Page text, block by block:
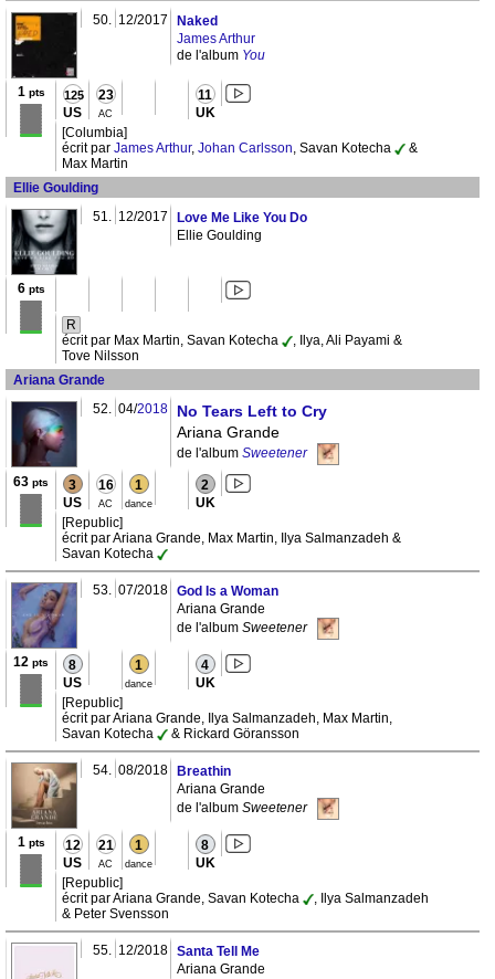
50. 12/2017
Naked
James Arthur
de l'album You
1 pts
125
US
23
AC
11
UK
[Columbia]
écrit par James Arthur, Johan Carlsson, Savan Kotecha
&
Max Martin
Ellie Goulding
51. 12/2017
Love Me Like You Do
Ellie Goulding
6pts
R
écrit par Max Martin, Savan Kotecha
, Ilya, Ali Payami &
Tove Nilsson
Ariana Grande
52. 04/2018
No Tears Left to Cry
Ariana Grande
de l'album Sweetener
63 pts 3
US
16
AC
1
dance
2
UK
[Republic]
écrit par Ariana Grande, Max Martin, Ilya Salmanzadeh &
Savan Kotecha
53. 07/2018 God Is a Woman
Ariana Grande
de l'album Sweetener
12 pts 8
US
1
dance
4
UK
[Republic]
écrit par Ariana Grande, Ilya Salmanzadeh, Max Martin,
Savan Kotecha
& Rickard Göransson
54. 08/2018
Breathin
Ariana Grande
de l'album Sweetener
1 pts 12
US
21
AC
1
dance
8
UK
[Republic]
écrit par Ariana Grande, Savan Kotecha
, Ilya Salmanzadeh
& Peter Svensson
55. 12/2018 Santa Tell Me
Ariana Grande